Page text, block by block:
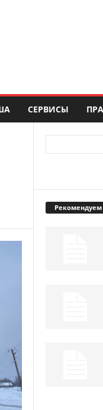
СЕРВИСЫ
Рекомендуем